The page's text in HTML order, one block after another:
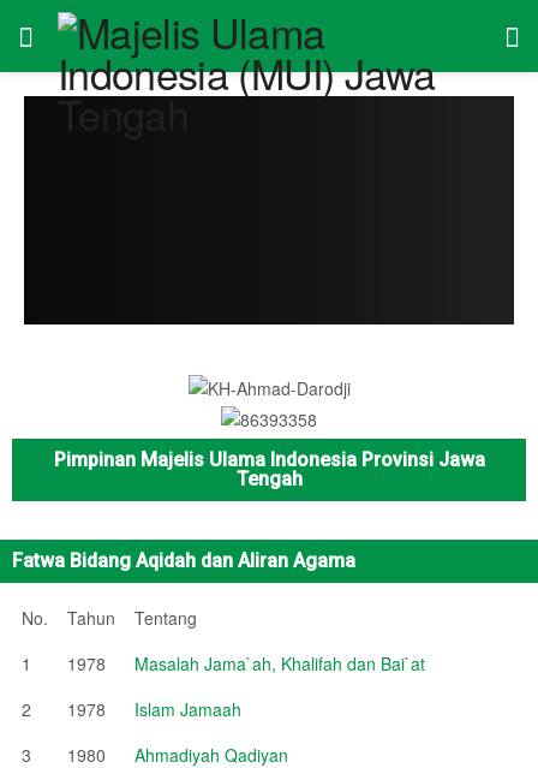
Pimpinan Majelis Ulama Indonesia Provinsi Jawa
Tengah
Fatwa Bidang Aqidah dan Aliran Agama
No. Tahun
Tentang
1
1978
Masalah Jama`ah, Khalifah dan Bai`at
2
1978
Islam Jamaah
3
1980
Ahmadiyah Qadiyan